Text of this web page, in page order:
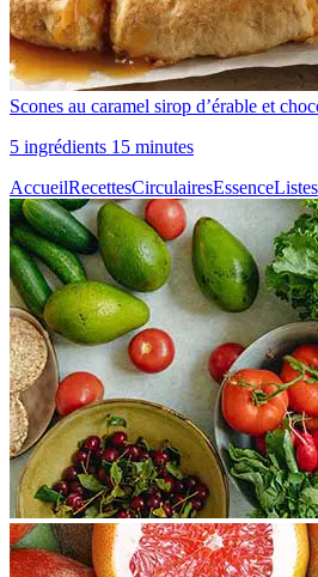
Scones au caramel sirop d’érable et
5 ingrédients 15 minutes
AccueilRecettesCirculairesEssenceListes